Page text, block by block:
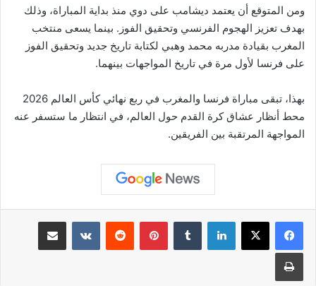
ومن المتوقع أن يعتمد ديشامب على دوي منذ بداية المباراة، وذلك
بهدف تعزيز الهجوم الفرنسي وتحقيق الفوز. بينما يسعى منتخب
المغرب بقيادة مدربه محمد وهبي لكتابة تاريخ جديد وتحقيق الفوز
على فرنسا لأول مرة في تاريخ المواجهات بينهما.
بهذا، تبقى مباراة فرنسا والمغرب في ربع نهائي كأس العالم 2026
محط أنظار عشاق كرة القدم حول العالم، في انتظار ما ستسفر عنه
المواجهة المرتقبة بين الفريقين.
لينكدإن بينتيريست مشاركة عبر البريد
طباعة